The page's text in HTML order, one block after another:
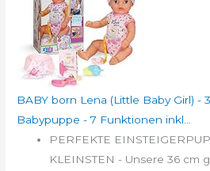
BABY born Lena (Little Baby Girl) -
Babypuppe - 7 Funktionen inkl...
PERFEKTE
KLEINSTEN - Unsere 36 cm